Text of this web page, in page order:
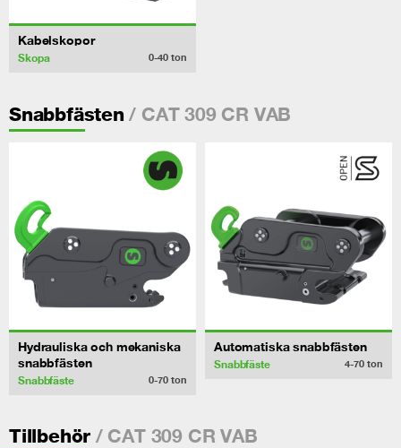
Kabelskopor
Skopa 0-40 ton
Snabbfästen / CAT 309 CR VAB
Hydrauliska och mekaniska
snabbfästen
Snabbfäste 0-70 ton
Automatiska snabbfästen
Snabbfäste 4-70 ton
Tillbehör / CAT 309 CR VAB